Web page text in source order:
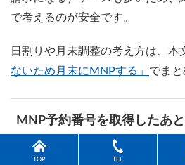
で考えるのが安全です。
日割りや月末調整の考え方は、本
ないため月末にMNPする」 でまと
MNP予約番号を取得したあ
TOP TEL